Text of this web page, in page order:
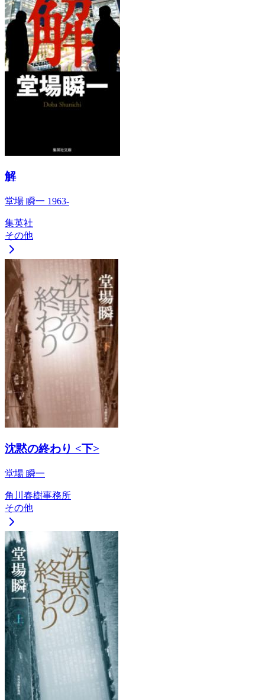
解
堂場 瞬一 1963-
集英社
その他
沈黙の終わり <下>
堂場 瞬一
角川春樹事務所
その他